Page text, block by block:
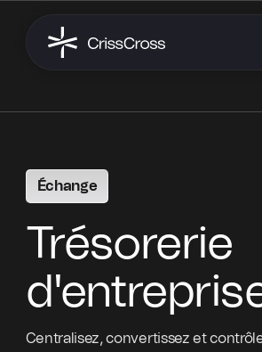
Échange
Trésorerie
Centralisez, convertissez et